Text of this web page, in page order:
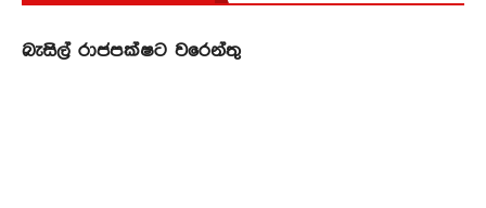
බැසිල් රාජපක්ෂට වරෙන්තු